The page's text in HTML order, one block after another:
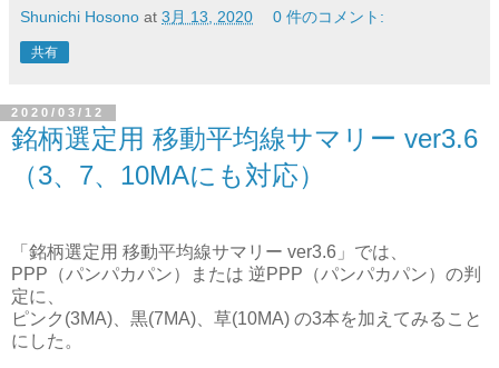
Shunichi Hosono at 3月 13, 2020 0 件のコメント:
共有
2020/03/12
銘柄選定用 移動平均線サマリー ver3.6
（3、7、10MAにも対応）
「銘柄選定用 移動平均線サマリー ver3.6」では、
PPP（パンパカパン）または 逆PPP（パンパカパン）の判
定に、
ピンク(3MA)、黒(7MA)、草(10MA) の3本を加えてみること
にした。